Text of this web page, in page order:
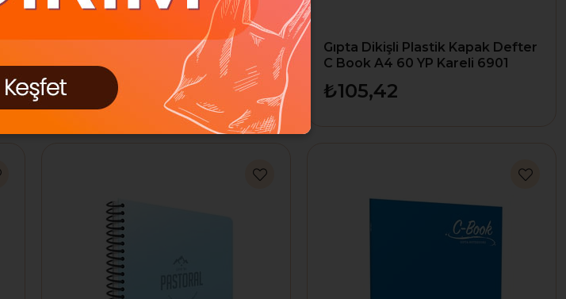
Gıpta Defter C Book Dikişli
Plastik Kapak A4 60 YP Çiz. 6900
₺105,42
Gıpta Dikişli Plastik Kapak Defter
C Book A4 60 YP Kareli 6901
₺105,42